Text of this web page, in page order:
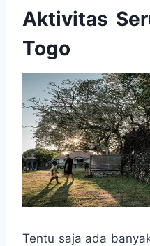
Aktivitas
Togo
Tentu saja ada